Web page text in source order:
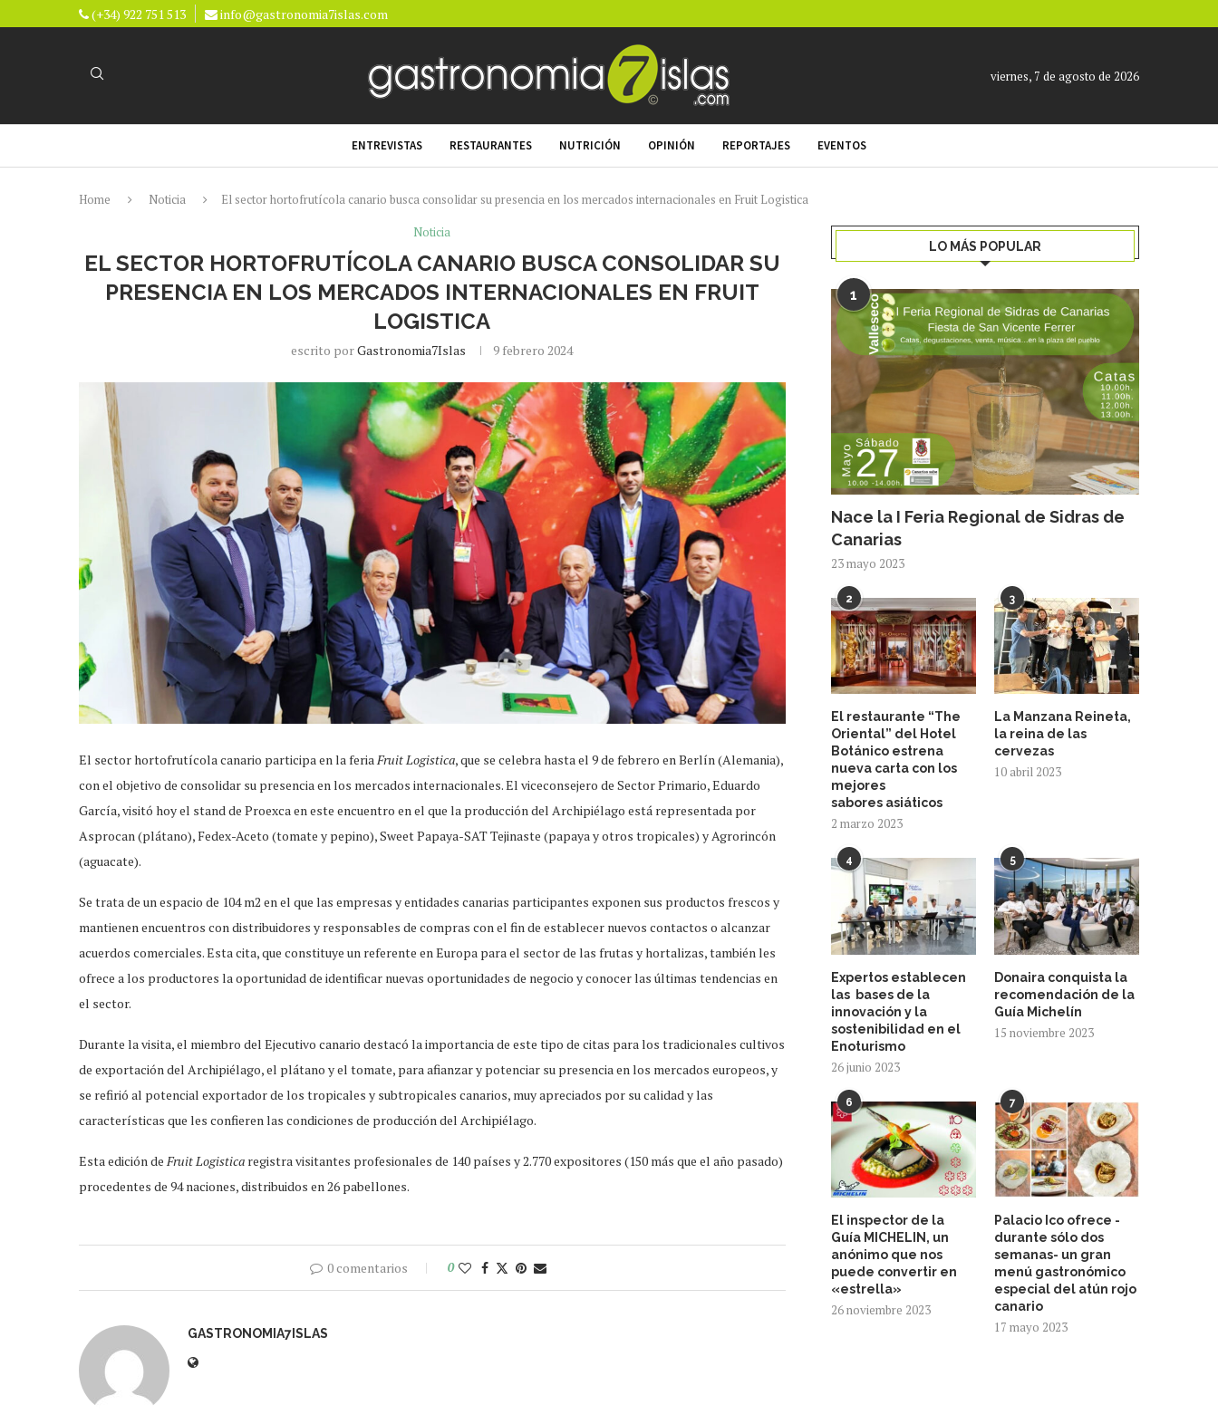
(+34) 922 751 513 info@gastronomia7islas.com
viernes, 7 de agosto de 2026
ENTREVISTAS RESTAURANTES NUTRICIÓN OPINIÓN REPORTAJES EVENTOS
Home Noticia
El sector hortofrutícola canario busca consolidar su presencia en los mercados internacionales en Fruit Logistica
Noticia
EL SECTOR HORTOFRUTÍCOLA CANARIO BUSCA CONSOLIDAR SU
PRESENCIA EN LOS MERCADOS INTERNACIONALES EN FRUIT
LOGISTICA
escrito porGastronomia7Islas 9 febrero 2024
El sector hortofrutícola canario participa en la feria Fruit Logistica, que se celebra hasta el 9 de febrero en Berlín (Alemania),
con el objetivo de consolidar su presencia en los mercados internacionales. El viceconsejero de Sector Primario, Eduardo
García, visitó hoy el stand de Proexca en este encuentro en el que la producción del Archipiélago está representada por
Asprocan (plátano), Fedex-Aceto (tomate y pepino), Sweet Papaya-SAT Tejinaste (papaya y otros tropicales) y Agrorincón
(aguacate).
Se trata de un espacio de 104 m2 en el que las empresas y entidades canarias participantes exponen sus productos frescos y
mantienen encuentros con distribuidores y responsables de compras con el fin de establecer nuevos contactos o alcanzar
acuerdos comerciales. Esta cita, que constituye un referente en Europa para el sector de las frutas y hortalizas, también les
ofrece a los productores la oportunidad de identificar nuevas oportunidades de negocio y conocer las últimas tendencias en
el sector.
Durante la visita, el miembro del Ejecutivo canario destacó la importancia de este tipo de citas para los tradicionales cultivos
de exportación del Archipiélago, el plátano y el tomate, para afianzar y potenciar su presencia en los mercados europeos, y
se refirió al potencial exportador de los tropicales y subtropicales canarios, muy apreciados por su calidad y las
características que les confieren las condiciones de producción del Archipiélago.
Esta edición de Fruit Logistica registra visitantes profesionales de 140 países y 2.770 expositores (150 más que el año pasado)
procedentes de 94 naciones, distribuidos en 26 pabellones.
0 comentarios 0
GASTRONOMIA7ISLAS
LO MÁS POPULAR
1
Nace la I Feria Regional de Sidras de
Canarias
23 mayo 2023
2
El restaurante “The
Oriental” del Hotel
Botánico estrena
nueva carta con los
mejores
sabores asiáticos
2 marzo 2023
3
La Manzana Reineta,
la reina de las
cervezas
10 abril 2023
4
Expertos establecen
las bases de la
innovación y la
sostenibilidad en el
Enoturismo
26 junio 2023
5
Donaira conquista la
recomendación de la
Guía Michelín
15 noviembre 2023
6
El inspector de la
Guía MICHELIN, un
anónimo que nos
puede convertir en
«estrella»
26 noviembre 2023
7
Palacio Ico ofrece -
durante sólo dos
semanas- un gran
menú gastronómico
especial del atún rojo
canario
17 mayo 2023